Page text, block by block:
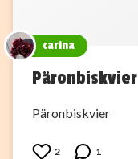
carina
Päronbiskvier
Päronbiskvier
2 1